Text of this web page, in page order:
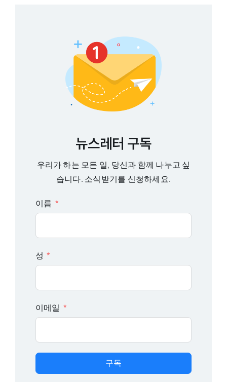
뉴스레터 구독
우리가 하는 모든 일, 당신과 함께 나누고 싶
습니다. 소식받기를 신청하세요.
이름
성
이메일
구독